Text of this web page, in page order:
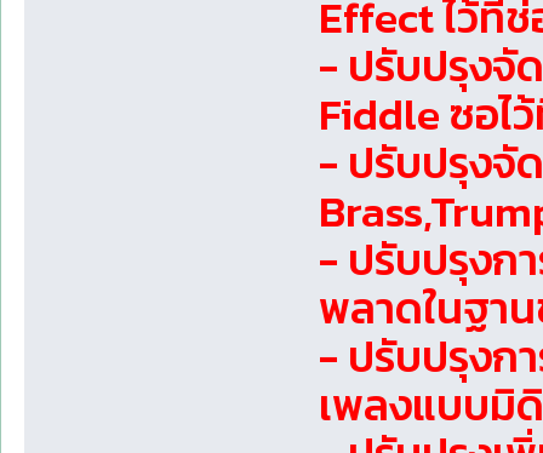
Effect ไว้ที่
- ปรับปรุงจั
Fiddle ซอไ
- ปรับปรุงจั
- ปรับปรุงก
พลาดในฐา
- ปรับปรุงก
เพลงแบบมิ